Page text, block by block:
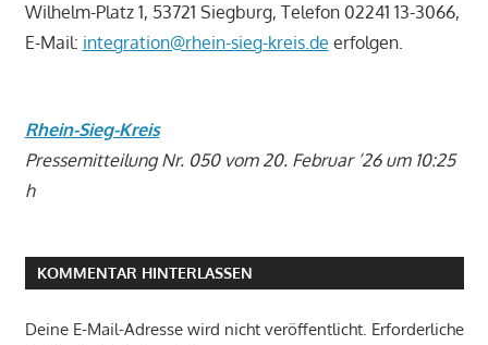
Wilhelm-Platz 1, 53721 Siegburg, Telefon 02241 13-3066,
E-Mail: integration@rhein-sieg-kreis.de erfolgen.
Rhein-Sieg-Kreis
Pressemitteilung Nr. 050 vom 20. Februar ’26 um 10:25
h
KOMMENTAR HINTERLASSEN
Deine E-Mail-Adresse wird nicht veröffentlicht. Erforderliche